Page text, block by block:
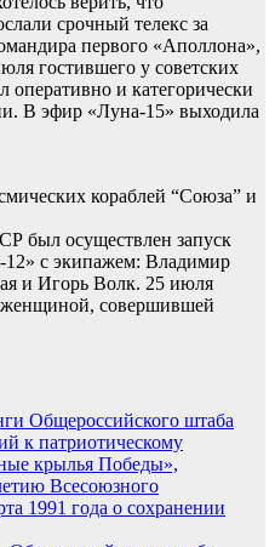
срочный телекс за
первого «Аполлона»,
гостившего у советских
и категорически
В эфир «Луна-15» выходила
кораблей “Союза” и
был осуществлен запуск
12» с экипажем: Владимир
и Игорь Волк. 25 июля
женщиной, совершившей